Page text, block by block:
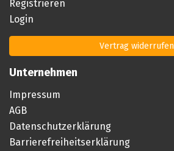
Registrieren
Login
Vertrag widerrufen
Unternehmen
Impressum
AGB
Datenschutzerklärung
Barrierefreiheitserklärung